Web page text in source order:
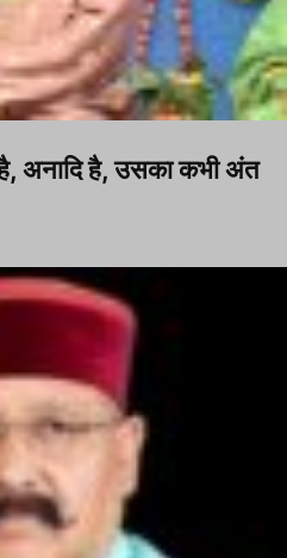
अनादि है, उसका कभी अंत